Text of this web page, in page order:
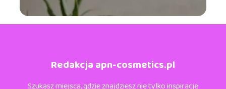
Redakcja apn-cosmetics.pl
Szukasz miejsca, gdzie znajdziesz nie tylko inspiracje